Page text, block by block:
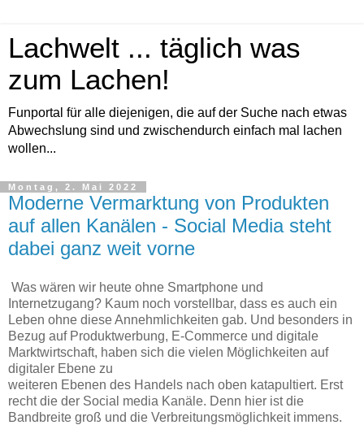
Lachwelt ... täglich was
zum Lachen!
Funportal für alle diejenigen, die auf der Suche nach etwas
Abwechslung sind und zwischendurch einfach mal lachen
wollen...
Montag, 2. Mai 2022
Moderne Vermarktung von Produkten
auf allen Kanälen - Social Media steht
dabei ganz weit vorne
Was wären wir heute ohne Smartphone und
Internetzugang? Kaum noch vorstellbar, dass es auch ein
Leben ohne diese Annehmlichkeiten gab. Und besonders in
Bezug auf Produktwerbung, E-Commerce und digitale
Marktwirtschaft, haben sich die vielen Möglichkeiten auf
digitaler Ebene zu
weiteren Ebenen des Handels nach oben katapultiert. Erst
recht die der Social media Kanäle. Denn hier ist die
Bandbreite groß und die Verbreitungsmöglichkeit immens.